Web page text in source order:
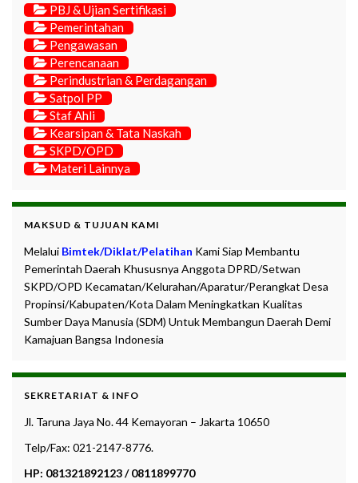
PBJ & Ujian Sertifikasi
Pemerintahan
Pengawasan
Perencanaan
Perindustrian & Perdagangan
Satpol PP
Staf Ahli
Kearsipan & Tata Naskah
SKPD/OPD
Materi Lainnya
MAKSUD & TUJUAN KAMI
Melalui Bimtek/Diklat/Pelatihan Kami Siap Membantu
Pemerintah Daerah Khususnya Anggota DPRD/Setwan
SKPD/OPD Kecamatan/Kelurahan/Aparatur/Perangkat Desa
Propinsi/Kabupaten/Kota Dalam Meningkatkan Kualitas
Sumber Daya Manusia (SDM) Untuk Membangun Daerah Demi
Kamajuan Bangsa Indonesia
SEKRETARIAT & INFO
Jl. Taruna Jaya No. 44 Kemayoran – Jakarta 10650
Telp/Fax: 021-2147-8776.
HP: 081321892123 / 0811899770